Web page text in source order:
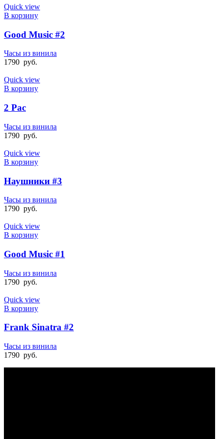
Quick view
В корзину
Good Music #2
Часы из винила
1790 руб.
Quick view
В корзину
2 Pac
Часы из винила
1790 руб.
Quick view
В корзину
Наушники #3
Часы из винила
1790 руб.
Quick view
В корзину
Good Music #1
Часы из винила
1790 руб.
Quick view
В корзину
Frank Sinatra #2
Часы из винила
1790 руб.